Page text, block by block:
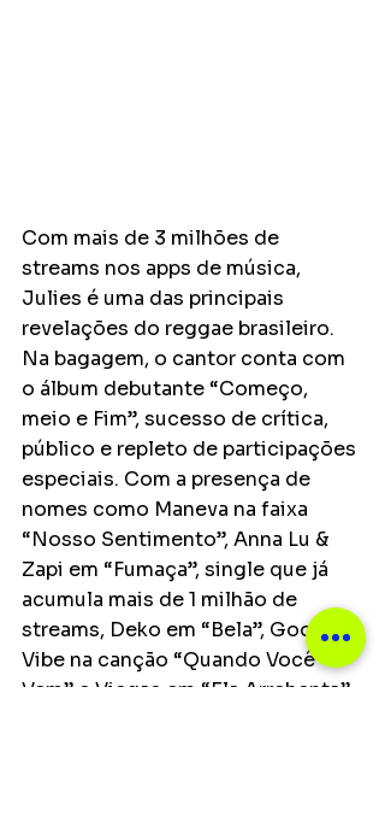
Com mais de 3 milhões de
streams nos apps de música,
Julies é uma das principais
revelações do reggae brasileiro.
Na bagagem, o cantor conta com
o álbum debutante “Começo,
meio e Fim”, sucesso de crítica,
público e repleto de participações
especiais. Com a presença de
nomes como Maneva na faixa
“Nosso Sentimento”, Anna Lu &
Zapi em “Fumaça”, single que já
acumula mais de 1 milhão de
streams, Deko em “Bela”, Good
Vibe na canção “Quando Você
Vem” e Viegas em “Ela Arrebenta”,